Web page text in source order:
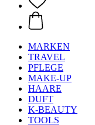
MARKEN
TRAVEL
PFLEGE
MAKE-UP
HAARE
DUFT
K-BEAUTY
TOOLS